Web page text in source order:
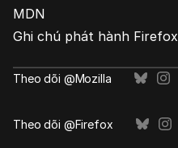
MDN
Ghi chú phát hành Firefox
Theo dõi @Mozilla
Theo dõi @Firefox